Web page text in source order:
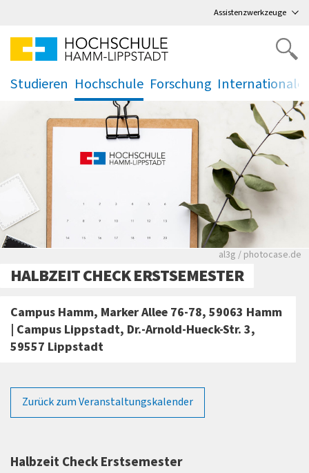
Assistenzwerkzeuge
Studieren Hochschule
.
Forschung
.
Rote leere
al3g / photocase.de
HALBZEIT CHECK ERSTSEMESTER
Campus Hamm, Marker Allee 76-78, 59063 Hamm
| Campus Lippstadt, Dr.-Arnold-Hueck-Str. 3,
59557 Lippstadt
Zurück zum Veranstaltungskalender
Halbzeit Check Erstsemester